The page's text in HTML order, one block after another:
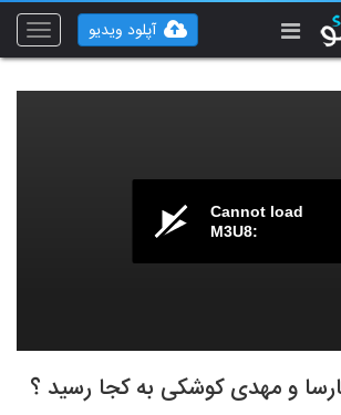
Toggle
آپلود ویدیو
Cannot load
M3U8:
و مهدی کوشکی به کجا رسید ؟